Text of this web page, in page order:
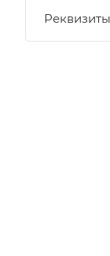
Реквизиты